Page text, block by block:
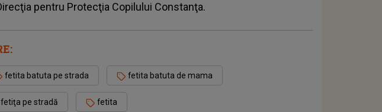
pentru Protecţia Copilului Constanţa.
fetita batuta pe strada fetita batuta de mama
pe stradă fetita